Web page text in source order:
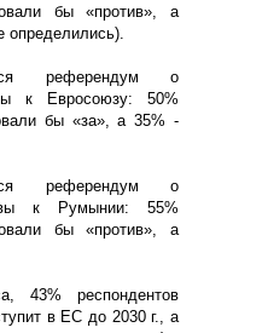
бы «против», а
определились).
референдум о
к Евросоюзу: 50%
бы «за», а 35% -
референдум о
к Румынии: 55%
бы «против», а
43% респондентов
в ЕС до 2030 г., а